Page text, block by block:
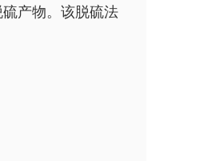
产物。该脱硫法